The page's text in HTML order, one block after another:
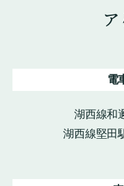
電
湖西線和
湖西線堅田